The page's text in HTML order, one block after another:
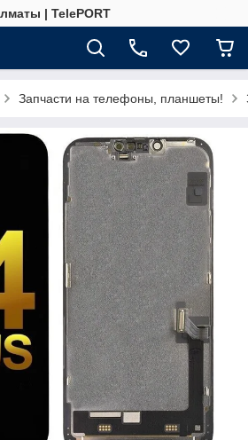
| TelePORT
Запчасти на телефоны, планшеты!